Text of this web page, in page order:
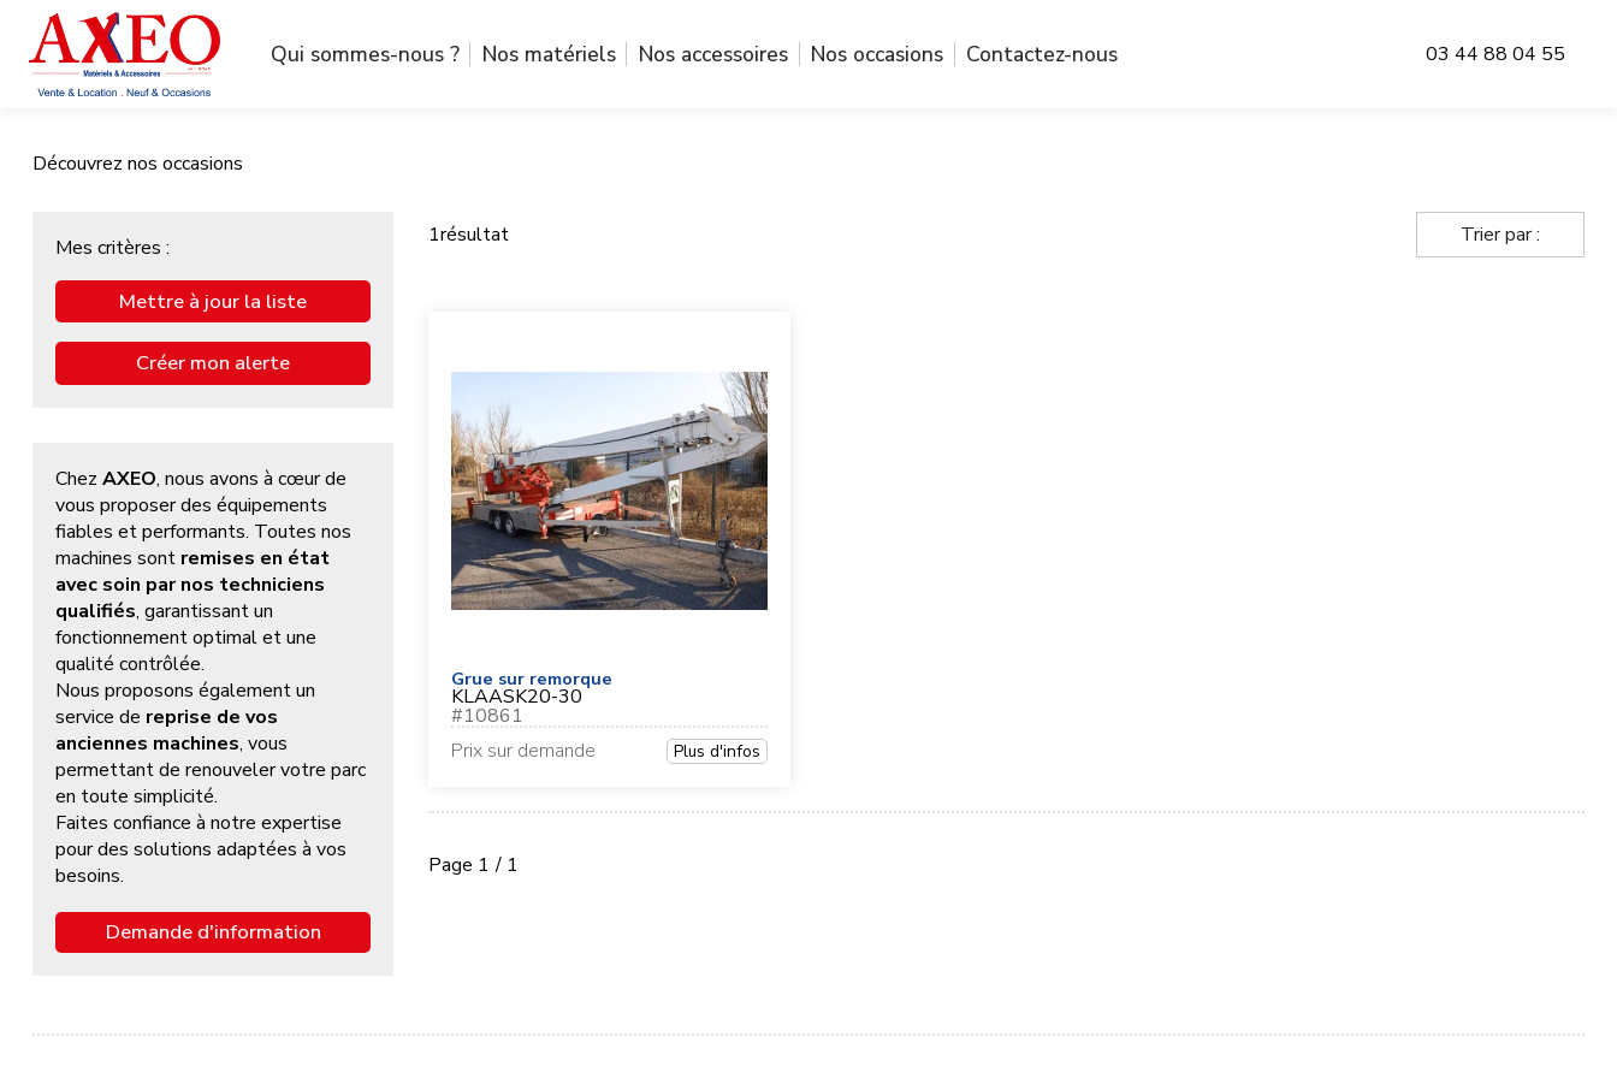
Qui sommes-nous ? Nos matériels Nos accessoires Nos occasions Contactez-nous 03 44 88 04 55
Découvrez nos occasions
Mes critères :
Mettre à jour la liste
Créer mon alerte
ChezAXEO, nous avons à cœur de
vous proposer des équipements
fiables et performants. Toutes nos
machines sont remises en état
avec soin par nos techniciens
qualifiés, garantissant un
fonctionnement optimal et une
qualité contrôlée.
Nous proposons également un
service de reprise de vos
anciennes machines, vous
permettant de renouveler votre parc
en toute simplicité.
Faites confiance à notre expertise
pour des solutions adaptées à vos
besoins.
Demande d'information
1résultat Trier par :
Grue sur remorque
KLAASK20-30
#10861
Prix sur demande
Plus d'infos
Page 1 / 1